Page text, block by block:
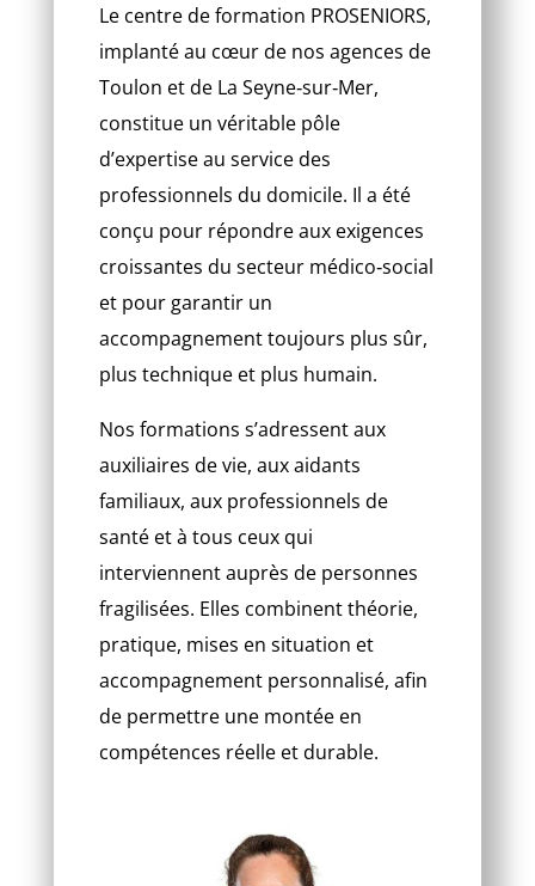
Le centre de formation PROSENIORS,
implanté au cœur de nos agences de
Toulon et de La Seyne‑sur‑Mer,
constitue un véritable pôle
d’expertise au service des
professionnels du domicile. Il a été
conçu pour répondre aux exigences
croissantes du secteur médico‑social
et pour garantir un
accompagnement toujours plus sûr,
plus technique et plus humain.
Nos formations s’adressent aux
auxiliaires de vie, aux aidants
familiaux, aux professionnels de
santé et à tous ceux qui
interviennent auprès de personnes
fragilisées. Elles combinent théorie,
pratique, mises en situation et
accompagnement personnalisé, afin
de permettre une montée en
compétences réelle et durable.